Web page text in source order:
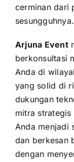
cerminan dari
sesungguhnya.
Arjuna Event
berkonsultasi
Anda di
yang solid di
dukungan
mitra
Anda menjadi
dan berkesan
dengan